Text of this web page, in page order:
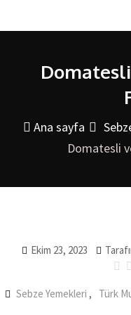
atla
Ana sayfa
Domatesli
Ekim 23, 2023
Sebze Yemekleri , Türk